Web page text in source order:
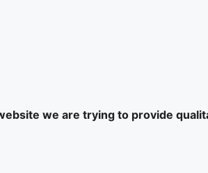
we are trying to provide